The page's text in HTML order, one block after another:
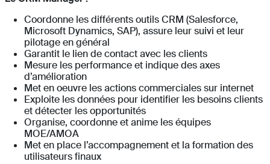
Coordonne les différents outils CRM (Salesforce,
Microsoft Dynamics, SAP), assure leur suivi et leur
pilotage en général
Garantit le lien de contact avec les clients
Mesure les performance et indique des axes
d’amélioration
Met en oeuvre les actions commerciales sur internet
Exploite les données pour identifier les besoins clients
et détecter les opportunités
Organise, coordonne et anime les équipes
MOE/AMOA
Met en place l’accompagnement et la formation des
utilisateurs finaux